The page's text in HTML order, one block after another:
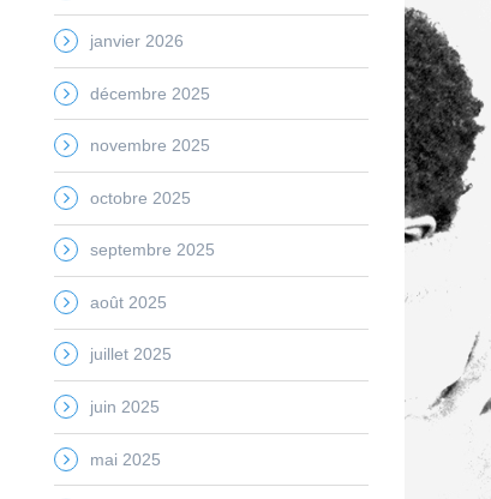
janvier 2026
décembre 2025
novembre 2025
octobre 2025
septembre 2025
août 2025
juillet 2025
juin 2025
mai 2025